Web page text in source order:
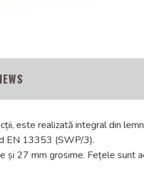
este realizată integral din
EN 13353 (SWP/3).
27 mm grosime. Fețele sunt